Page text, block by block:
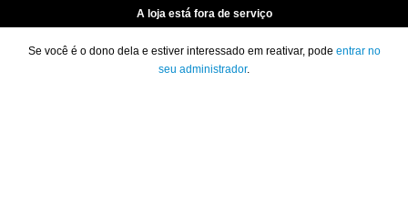
A loja está fora de serviço
Se você é o dono dela e estiver interessado em reativar, pode entrar no
seu administrador.